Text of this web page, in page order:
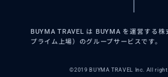
BUYMA TRAVEL は BUYMA を運営する
プライム上場）のグループサービスです。
©2019 BUYMA TRAVEL Inc. All